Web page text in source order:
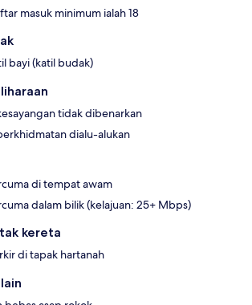
masuk minimum ialah 18
bayi (katil budak)
tidak dibenarkan
dialu-alukan
di tempat awam
dalam bilik (kelajuan: 25+ Mbps)
kereta
di tapak hartanah